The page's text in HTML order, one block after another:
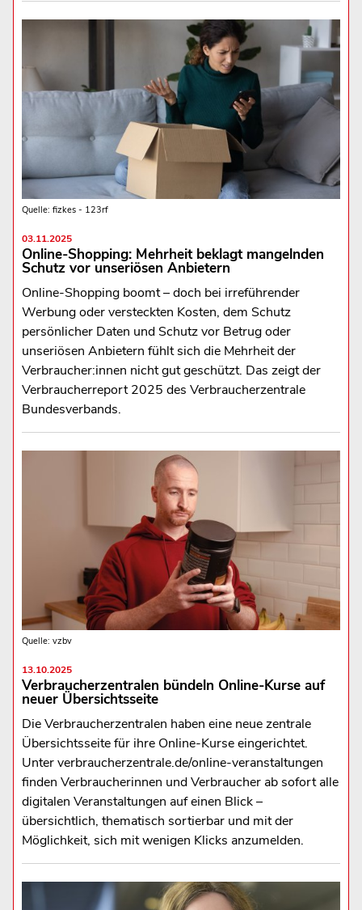
Quelle: fizkes - 123rf
03.11.2025
Online-Shopping: Mehrheit beklagt mangelnden
Schutz vor unseriösen Anbietern
Online-Shopping boomt – doch bei irreführender
Werbung oder versteckten Kosten, dem Schutz
persönlicher Daten und Schutz vor Betrug oder
unseriösen Anbietern fühlt sich die Mehrheit der
Verbraucher:innen nicht gut geschützt. Das zeigt der
Verbraucherreport 2025 des Verbraucherzentrale
Bundesverbands.
Quelle: vzbv
13.10.2025
Verbraucherzentralen bündeln Online-Kurse auf
neuer Übersichtsseite
Die Verbraucherzentralen haben eine neue zentrale
Übersichtsseite für ihre Online-Kurse eingerichtet.
Unter verbraucherzentrale.de/online-veranstaltungen
finden Verbraucherinnen und Verbraucher ab sofort alle
digitalen Veranstaltungen auf einen Blick –
übersichtlich, thematisch sortierbar und mit der
Möglichkeit, sich mit wenigen Klicks anzumelden.